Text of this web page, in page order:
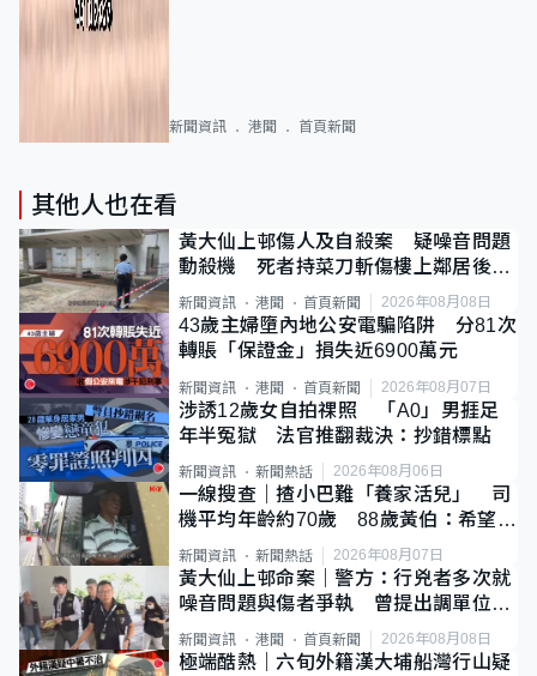
新聞資訊 港聞 首頁新聞
其他人也在看
黃大仙上邨傷人及自殺案 疑噪音問題
動殺機 死者持菜刀斬傷樓上鄰居後墮
斃
新聞資訊 港聞 首頁新聞 2026年08月08日
43歲主婦墮內地公安電騙陷阱 分81次
轉賬「保證金」損失近6900萬元
新聞資訊 港聞 首頁新聞 2026年08月07日
涉誘12歲女自拍祼照 「A0」男捱足
年半冤獄 法官推翻裁決：抄錯標點
新聞資訊 新聞熱話 2026年08月06日
一線搜查｜揸小巴難「養家活兒」 司
機平均年齡約70歲 88歲黃伯：希望一
直揸落去
新聞資訊 新聞熱話 2026年08月07日
黃大仙上邨命案｜警方：行兇者多次就
噪音問題與傷者爭執 曾提出調單位已
獲批
新聞資訊 港聞 首頁新聞 2026年08月08日
極端酷熱｜六旬外籍漢大埔船灣行山疑